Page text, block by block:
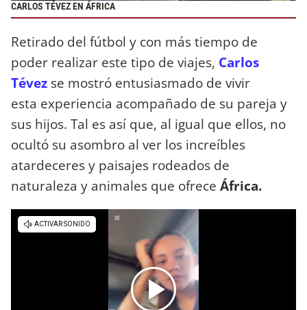
CARLOS TÉVEZ EN ÁFRICA
Retirado del fútbol y con más tiempo de
poder realizar este tipo de viajes, Carlos
Tévez se mostró entusiasmado de vivir
esta experiencia acompañado de su pareja y
sus hijos. Tal es así que, al igual que ellos, no
ocultó su asombro al ver los increíbles
atardeceres y paisajes rodeados de
naturaleza y animales que ofrece África.